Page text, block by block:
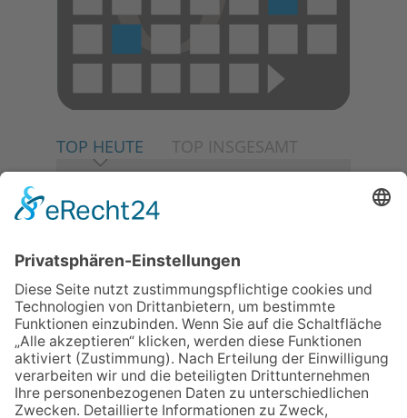
TOP HEUTE TOP INSGESAMT
06.08.2026
Baustellenführung führt auch in
die Zukunft der Stadt
Königstein
06.08.2026
Klinikforum zum Thema
Karpaltunnelsyndrom
06.08.2026
Gewinnspiel zum Start ins
Schuljahr